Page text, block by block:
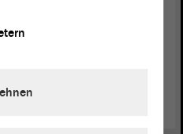
einen Antrag zur
des Bundes